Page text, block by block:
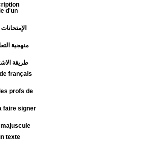
d'un
منهجية
طريقة
français
profs de
faire signer
texte